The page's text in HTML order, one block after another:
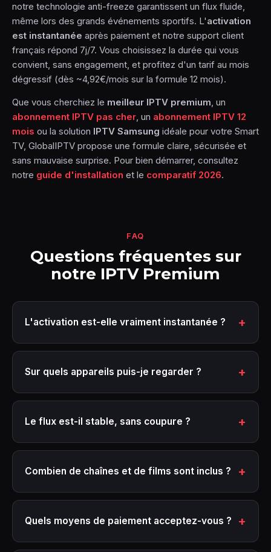
notre technologie anti-freeze garantissent un flux fluide,
même lors des grands événements sportifs. L'activation
est instantanée après paiement et notre support client
français répond 7j/7. Vous choisissez la durée qui vous
convient, sans engagement, et profitez d'un tarif au mois
dégressif (dès ~4,92€/mois sur la formule 12 mois).
Que vous cherchiez le meilleur IPTV premium, un
abonnement IPTV pas cher, un abonnement IPTV 12
mois ou la solution IPTV Samsung idéale pour votre Smart
TV, GlobalIPTV propose une formule claire, sécurisée et
sans mauvaise surprise. Pour bien démarrer, consultez
notre guide d'installation et le comparatif 2026.
FAQ
Questions fréquentes sur
notre IPTV Premium
L'activation est-elle vraiment instantanée ?
Sur quels appareils puis-je regarder ?
Le flux est-il stable, sans coupure ?
Combien de chaînes et de films sont inclus ?
Quels moyens de paiement acceptez-vous ?